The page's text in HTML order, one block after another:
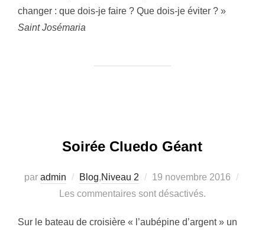
changer : que dois-je faire ? Que dois-je éviter ? »
Saint Josémaria
Soirée Cluedo Géant
par admin Blog,Niveau 2
Publié
le
19 novembre 2016
Les commentaires sont désactivés.
Sur le bateau de croisière « l’aubépine d’argent » un